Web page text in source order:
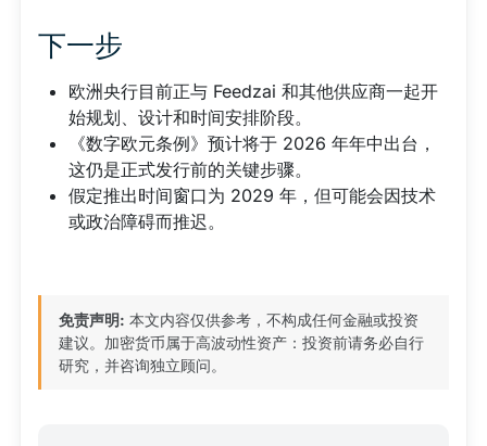
下一步
欧洲央行目前正与 Feedzai 和其他供应商一起开
始规划、设计和时间安排阶段。
《数字欧元条例》预计将于 2026 年年中出台，
这仍是正式发行前的关键步骤。
假定推出时间窗口为 2029 年，但可能会因技术
或政治障碍而推迟。
免责声明: 本文内容仅供参考，不构成任何金融或投资
建议。加密货币属于高波动性资产：投资前请务必自行
研究，并咨询独立顾问。